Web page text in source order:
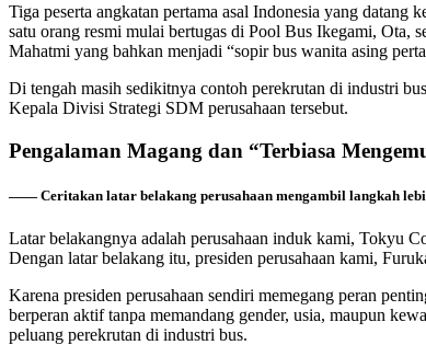
Tiga peserta angkatan pertama asal Indonesia yang
satu orang resmi mulai bertugas di Pool Bus Ikegami, Ota,
Mahatmi yang bahkan menjadi “sopir bus wanita asing
Di tengah masih sedikitnya contoh perekrutan di industri
Kepala Divisi Strategi SDM perusahaan tersebut.
Pengalaman Magang dan “Terbiasa
―― Ceritakan latar belakang perusahaan mengambil langkah
Latar belakangnya adalah perusahaan induk kami, Tokyu
Dengan latar belakang itu, presiden perusahaan kami,
Karena presiden perusahaan sendiri memegang peran
berperan aktif tanpa memandang gender, usia, maupun
peluang perekrutan di industri bus.